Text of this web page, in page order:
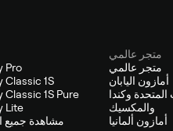
Pro
Classic 1S
Classic 1S Pure
Lite
مشاهدة جميع
متجر عالمي
متجر عالمي
أمازون اليابان
المتحدة وكندا
والمكسيك
أمازون ألمانيا